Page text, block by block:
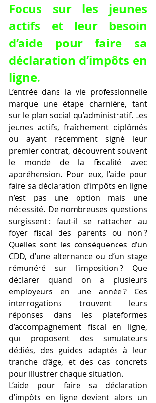
Focus sur les jeunes
actifs et leur besoin
d’aide pour faire sa
déclaration d’impôts en
ligne.
L’entrée dans la vie professionnelle
marque une étape charnière, tant
sur le plan social qu’administratif. Les
jeunes actifs, fraîchement diplômés
ou ayant récemment signé leur
premier contrat, découvrent souvent
le monde de la fiscalité avec
appréhension. Pour eux, l’aide pour
faire sa déclaration d’impôts en ligne
n’est pas une option mais une
nécessité. De nombreuses questions
surgissent : faut-il se rattacher au
foyer fiscal des parents ou non ?
Quelles sont les conséquences d’un
CDD, d’une alternance ou d’un stage
rémunéré sur l’imposition ? Que
déclarer quand on a plusieurs
employeurs en une année ? Ces
interrogations trouvent leurs
réponses dans les plateformes
d’accompagnement fiscal en ligne,
qui proposent des simulateurs
dédiés, des guides adaptés à leur
tranche d’âge, et des cas concrets
pour illustrer chaque situation.
L’aide pour faire sa déclaration